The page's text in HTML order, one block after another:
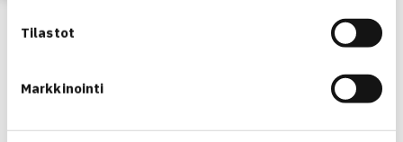
Tilastot
Markkinointi
Jaa: